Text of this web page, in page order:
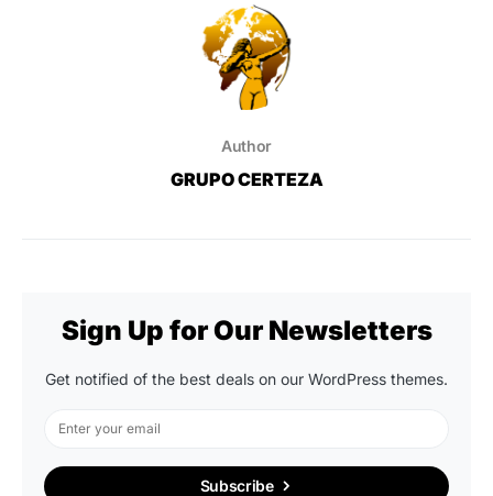
Author
GRUPO CERTEZA
Sign Up for Our Newsletters
Get notified of the best deals on our WordPress themes.
Subscribe